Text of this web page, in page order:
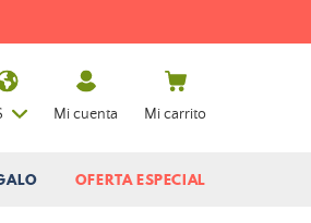
OFERTA ESPECIAL
Mi cuenta Mi carrito